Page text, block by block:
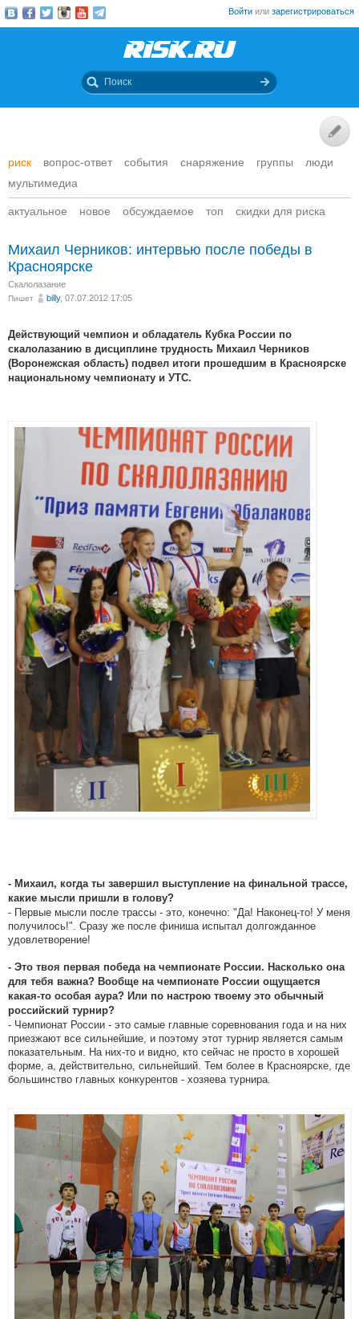
Войти или зарегистрироваться
риск вопрос-ответ события снаряжение группы
люди
мультимедиа
актуальное новое обсуждаемое топ скидки для риска
Михаил Черников: интервью после победы в
Красноярске
Скалолазание
Пишет billy, 07.07.2012 17:05
Действующий чемпион и обладатель Кубка России по
скалолазанию в дисциплине трудность Михаил Черников
(Воронежская область) подвел итоги прошедшим в Красноярске
национальному чемпионату и УТС.
- Михаил, когда ты завершил выступление на финальной трассе,
какие мысли пришли в голову?
- Первые мысли после трассы - это, конечно: "Да! Наконец-то! У меня
получилось!". Сразу же после финиша испытал долгожданное
удовлетворение!
- Это твоя первая победа на чемпионате России. Насколько она
для тебя важна? Вообще на чемпионате России ощущается
какая-то особая аура? Или по настрою твоему это обычный
российский турнир?
- Чемпионат России - это самые главные соревнования года и на них
приезжают все сильнейшие, и поэтому этот турнир является самым
показательным. На них-то и видно, кто сейчас не просто в хорошей
форме, а, действительно, сильнейший. Тем более в Красноярске, где
большинство главных конкурентов - хозяева турнира.